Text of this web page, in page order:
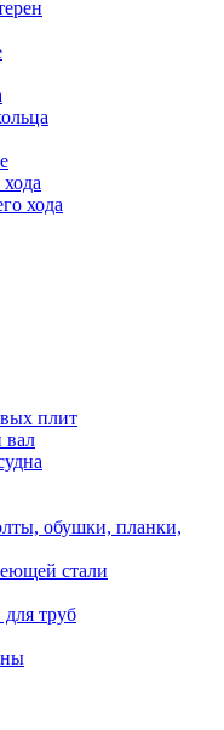
хода
плит
вал
обушки, планки,
стали
труб